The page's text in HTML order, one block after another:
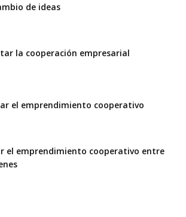
de ideas
la cooperación empresarial
el emprendimiento cooperativo
el emprendimiento cooperativo entre